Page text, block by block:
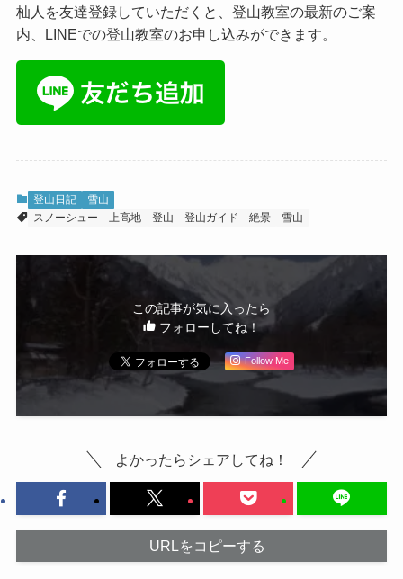
杣人を友達登録していただくと、登山教室の最新のご案
内、LINEでの登山教室のお申し込みができます。
登山日記
雪山
スノーシュー
上高地 登山 登山ガイド 絶景 雪山
この記事が気に入ったら
フォローしてね！
Follow Me
よかったらシェアしてね！
URLをコピーする